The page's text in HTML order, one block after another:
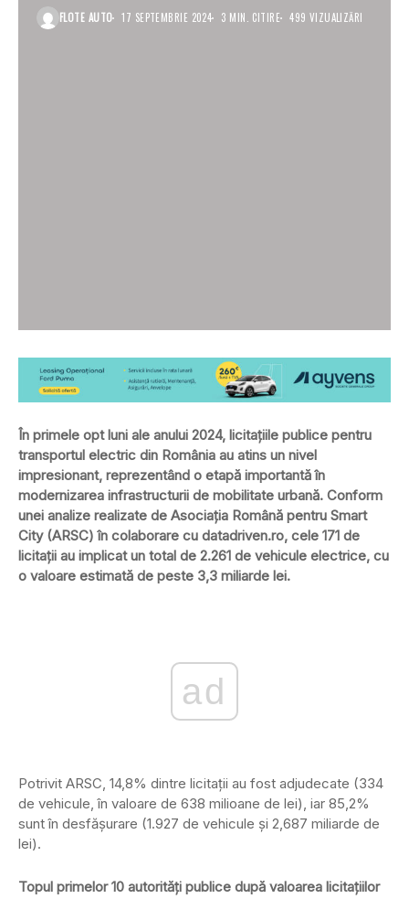
FLOTE AUTO 17 SEPTEMBRIE 2024 3 MIN. CITIRE 499 VIZUALIZĂRI
În primele opt luni ale anului 2024, licitațiile publice pentru
transportul electric din România au atins un nivel
impresionant, reprezentând o etapă importantă în
modernizarea infrastructurii de mobilitate urbană. Conform
unei analize realizate de Asociația Română pentru Smart
City (ARSC) în colaborare cu datadriven.ro, cele 171 de
licitații au implicat un total de 2.261 de vehicule electrice, cu
o valoare estimată de peste 3,3 miliarde lei.
ad
Potrivit ARSC, 14,8% dintre licitaţii au fost adjudecate (334
de vehicule, în valoare de 638 milioane de lei), iar 85,2%
sunt în desfăşurare (1.927 de vehicule şi 2,687 miliarde de
lei).
Topul primelor 10 autorități publice după valoarea licitațiilor